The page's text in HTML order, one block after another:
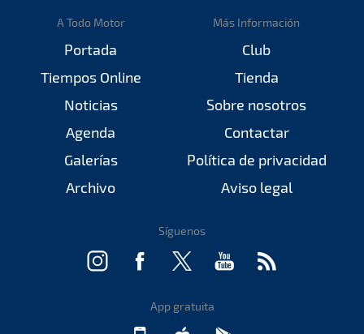
A Todo Motor
Portada
Tiempos Online
Noticias
Agenda
Galerías
Archivo
Más Información
Club
Tienda
Sobre nosotros
Contactar
Política de privacidad
Aviso legal
Síguenos
App gratuita